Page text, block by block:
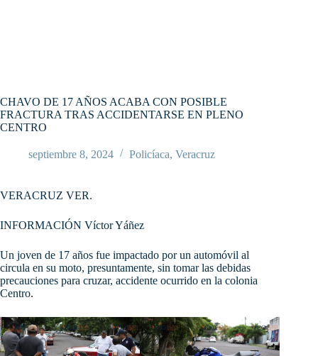
CHAVO DE 17 AÑOS ACABA CON POSIBLE
FRACTURA TRAS ACCIDENTARSE EN PLENO
CENTRO
septiembre 8, 2024 Policíaca, Veracruz
VERACRUZ VER.
INFORMACIÓN Víctor Yáñez
Un joven de 17 años fue impactado por un automóvil al
circula en su moto, presuntamente, sin tomar las debidas
precauciones para cruzar, accidente ocurrido en la colonia
Centro.